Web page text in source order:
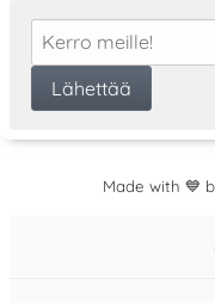
Made with 💙